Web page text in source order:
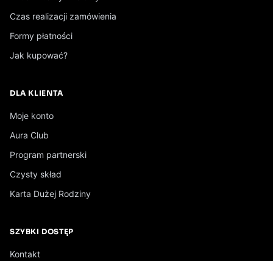
Zestaw dla dorosłych WKRÓTCE
Wszystkie produkty Odrobaczanie →
Czas realizacji zamówienia
Formy płatności
Jak kupować?
DLA KLIENTA
Moje konto
Aura Club
Program partnerski
Czysty skład
Karta Dużej Rodziny
SZYBKI DOSTĘP
Kontakt